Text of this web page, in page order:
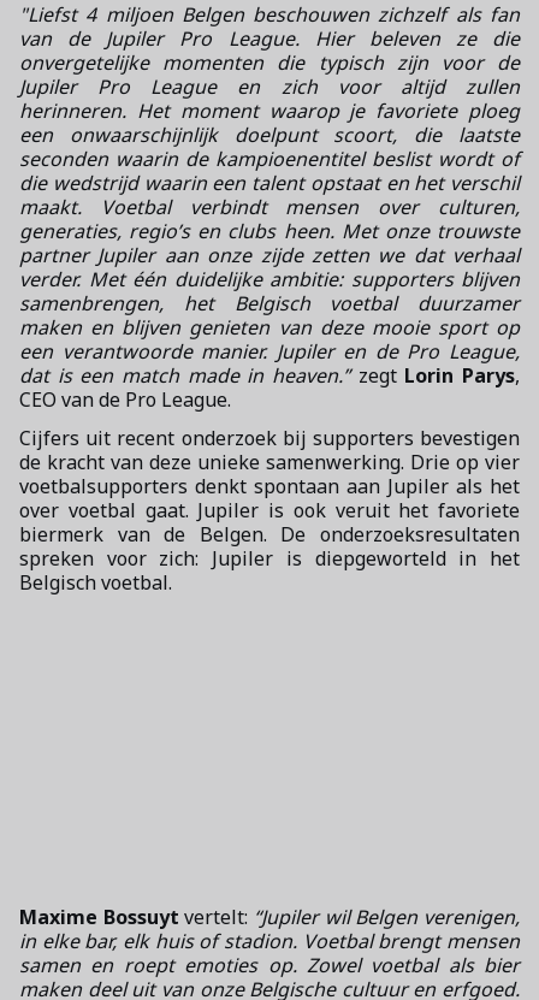
"Liefst 4 miljoen Belgen beschouwen zichzelf als fan
van de Jupiler Pro League. Hier beleven ze die
onvergetelijke momenten die typisch zijn voor de
Jupiler Pro League en zich voor altijd zullen
herinneren. Het moment waarop je favoriete ploeg
een onwaarschijnlijk doelpunt scoort, die laatste
seconden waarin de kampioenentitel beslist wordt of
die wedstrijd waarin een talent opstaat en het verschil
maakt. Voetbal verbindt mensen over culturen,
generaties, regio’s en clubs heen. Met onze trouwste
partner Jupiler aan onze zijde zetten we dat verhaal
verder. Met één duidelijke ambitie: supporters blijven
samenbrengen, het Belgisch voetbal duurzamer
maken en blijven genieten van deze mooie sport op
een verantwoorde manier. Jupiler en de Pro League,
dat is een match made in heaven.”zegt Lorin Parys,
CEO van de Pro League.
Cijfers uit recent onderzoek bij supporters bevestigen
de kracht van deze unieke samenwerking. Drie op vier
voetbalsupporters denkt spontaan aan Jupiler als het
over voetbal gaat. Jupiler is ook veruit het favoriete
biermerk van de Belgen. De onderzoeksresultaten
spreken voor zich: Jupiler is diepgeworteld in het
Belgisch voetbal.
Maxime Bossuyt vertelt: “Jupiler wil Belgen verenigen,
in elke bar, elk huis of stadion. Voetbal brengt mensen
samen en roept emoties op. Zowel voetbal als bier
maken deel uit van onze Belgische cultuur en erfgoed.